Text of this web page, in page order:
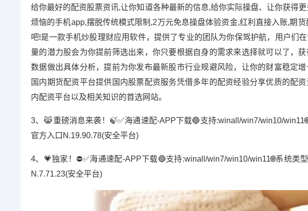
给你最好的配资股票资讯,让你知道各种最新的信息,给你实际操盘、让你获得
烦恼的手机app,摆脱传统模式限制,2万元免息操盘体验资金,红利直接入账,期
吧!是一款手机炒股理财应用软件，提供了专业的团队为你保驾护航，用户们
量的潜力股会为你提前筛选出来，你只要根据自身的需求来选择就可以了，
数据做出具体分析，提前为你发布最新股市行业规避风险，让你的财富稳定
国内期货配资平台提供国内股票配资服务凭借多年的配资经验分享优质的配
内配资平台以及相关知识的首选网站。
3、😹重磅消息来袭！🍃✅海通速配-APP下载🔵支持:winall/win7/win10/
官方入口N.19.90.78(安全平台)
4、💗独家！⛔️✅海通速配-APP下载🔵支持:winall/win7/win10/win11🌐系统类
N.7.71.23(安全平台)